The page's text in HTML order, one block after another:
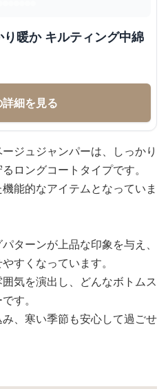
暖か キルティング中綿
細を見る
ジュジャンパーは、しっかり
ロングコートタイプです。
能的なアイテムとなっていま
ターンが上品な印象を与え、
すくなっています。
気を演出し、どんなボトムス
す。
、寒い季節も安心して過ごせ